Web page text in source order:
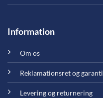
Information
Om os
Reklamationsret og garanti
Levering og returnering